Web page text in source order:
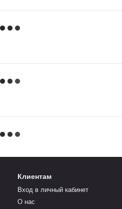
Клиентам
Вход в личный кабинет
О нас